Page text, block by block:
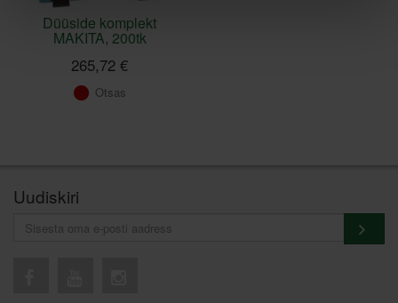
Düüside komplekt
MAKITA, 200tk
265,72 €
Otsas
Uudiskiri